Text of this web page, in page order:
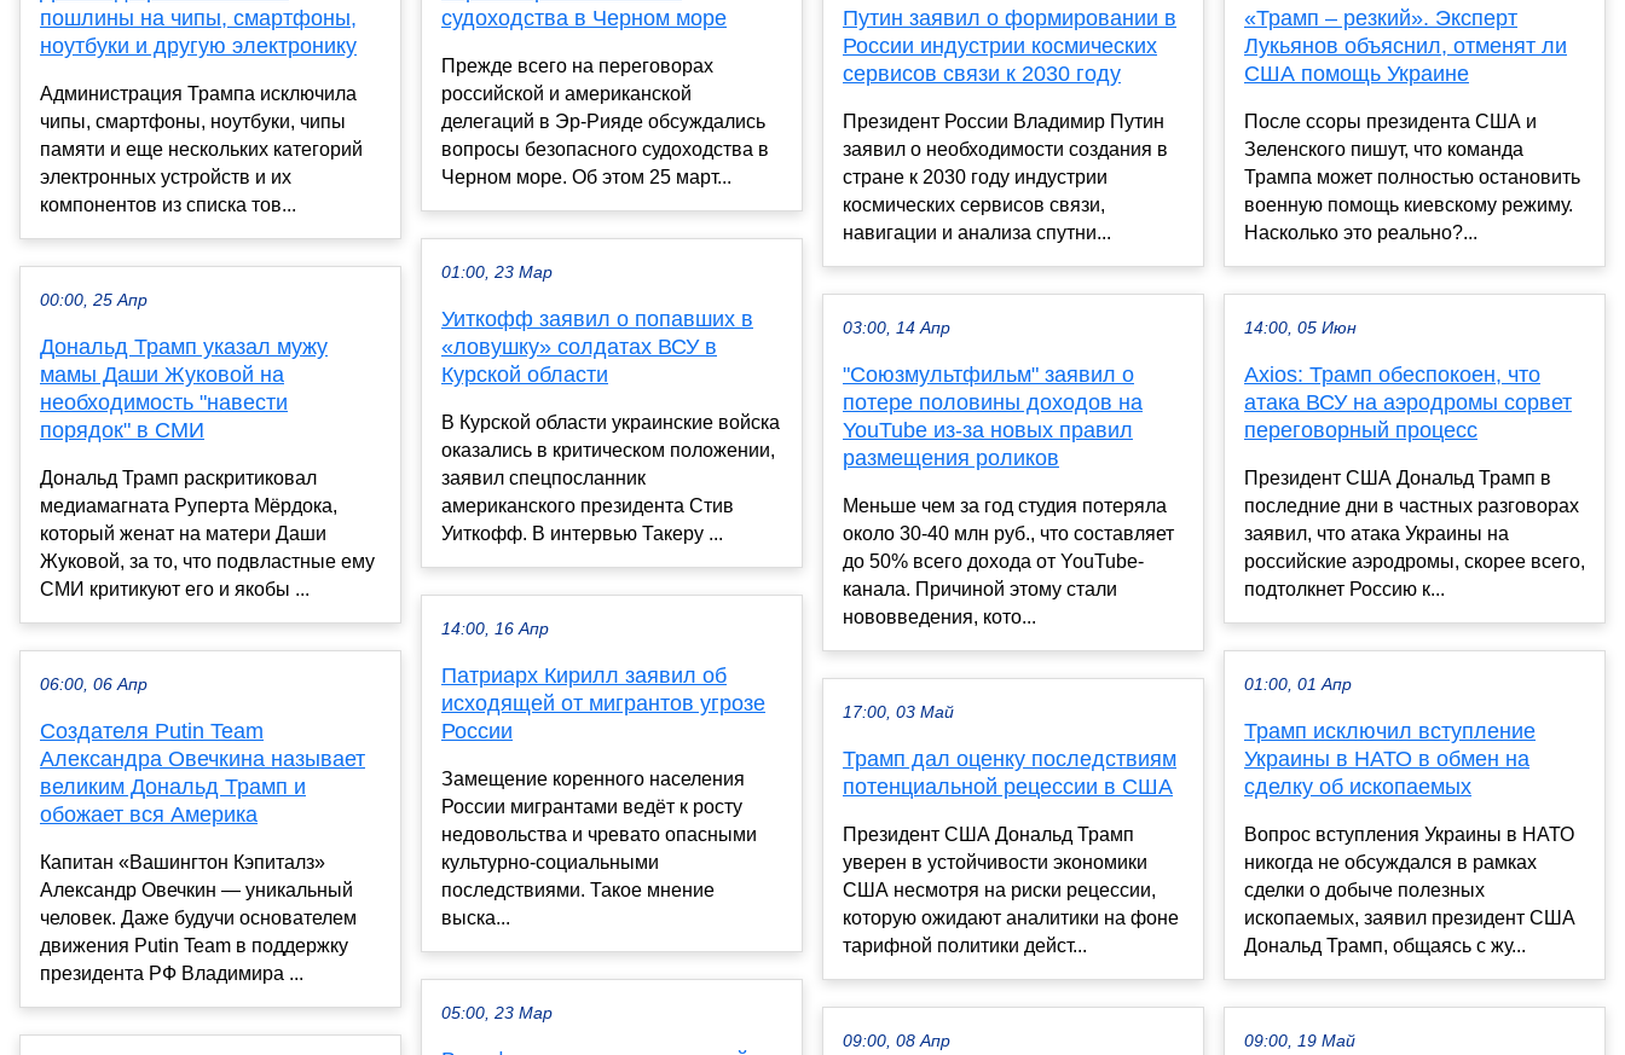
пошлины на чипы, смартфоны,
ноутбуки и другую электронику
Администрация Трампа исключила
чипы, смартфоны, ноутбуки, чипы
памяти и еще нескольких категорий
электронных устройств и их
компонентов из списка тов...
00:00, 25 Апр
Дональд Трамп указал мужу
мамы Даши Жуковой на
необходимость "навести
порядок" в СМИ
Дональд Трамп раскритиковал
медиамагната Руперта Мёрдока,
который женат на матери Даши
Жуковой, за то, что подвластные ему
СМИ критикуют его и якобы ...
06:00, 06 Апр
Создателя Putin Team
Александра Овечкина называет
великим Дональд Трамп и
обожает вся Америка
Капитан «Вашингтон Кэпиталз»
Александр Овечкин — уникальный
человек. Даже будучи основателем
движения Putin Team в поддержку
президента РФ Владимира ...
судоходства в Черном море
Прежде всего на переговорах
российской и американской
делегаций в Эр-Рияде обсуждались
вопросы безопасного судоходства в
Черном море. Об этом 25 март...
01:00, 23 Мар
Уиткофф заявил о попавших в
«ловушку» солдатах ВСУ в
Курской области
В Курской области украинские войска
оказались в критическом положении,
заявил спецпосланник
американского президента Стив
Уиткофф. В интервью Такеру ...
14:00, 16 Апр
Патриарх Кирилл заявил об
исходящей от мигрантов угрозе
России
Замещение коренного населения
России мигрантами ведёт к росту
недовольства и чревато опасными
культурно-социальными
последствиями. Такое мнение
выска...
05:00, 23 Мар
Путин заявил о формировании в
России индустрии космических
сервисов связи к 2030 году
Президент России Владимир Путин
заявил о необходимости создания в
стране к 2030 году индустрии
космических сервисов связи,
навигации и анализа спутни...
03:00, 14 Апр
"Союзмультфильм" заявил о
потере половины доходов на
YouTube из-за новых правил
размещения роликов
Меньше чем за год студия потеряла
около 30-40 млн руб., что составляет
до 50% всего дохода от YouTube-
канала. Причиной этому стали
нововведения, кото...
17:00, 03 Май
Трамп дал оценку последствиям
потенциальной рецессии в США
Президент США Дональд Трамп
уверен в устойчивости экономики
США несмотря на риски рецессии,
которую ожидают аналитики на фоне
тарифной политики дейст...
09:00, 08 Апр
«Трамп – резкий». Эксперт
Лукьянов объяснил, отменят ли
США помощь Украине
После ссоры президента США и
Зеленского пишут, что команда
Трампа может полностью остановить
военную помощь киевскому режиму.
Насколько это реально?...
14:00, 05 Июн
Axios: Трамп обеспокоен, что
атака ВСУ на аэродромы сорвет
переговорный процесс
Президент США Дональд Трамп в
последние дни в частных разговорах
заявил, что атака Украины на
российские аэродромы, скорее всего,
подтолкнет Россию к...
01:00, 01 Апр
Трамп исключил вступление
Украины в НАТО в обмен на
сделку об ископаемых
Вопрос вступления Украины в НАТО
никогда не обсуждался в рамках
сделки о добыче полезных
ископаемых, заявил президент США
Дональд Трамп, общаясь с жу...
09:00, 19 Май